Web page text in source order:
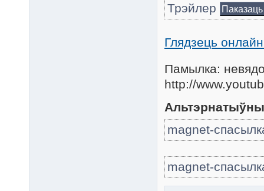
Трэйлер Паказаць
Глядзець
Памылка:
http://
magnet-
magnet-